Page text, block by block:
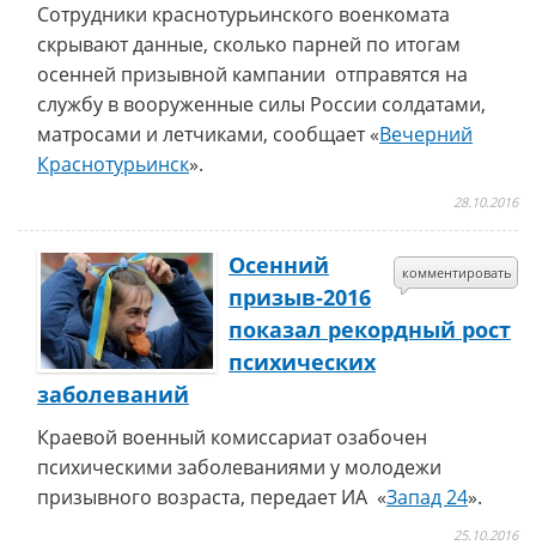
Сотрудники краснотурьинского военкомата
скрывают данные, сколько парней по итогам
осенней призывной кампании отправятся на
службу в вооруженные силы России солдатами,
матросами и летчиками, сообщает «Вечерний
Краснотурьинск».
28.10.2016
комментировать
Осенний
призыв-2016
показал рекордный рост
психических
заболеваний
Краевой военный комиссариат озабочен
психическими заболеваниями у молодежи
призывного возраста, передает ИА «Запад 24».
25.10.2016